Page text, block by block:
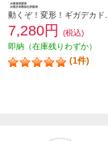
7,280円
(税込)
即納（在庫残りわずか）
(1件)